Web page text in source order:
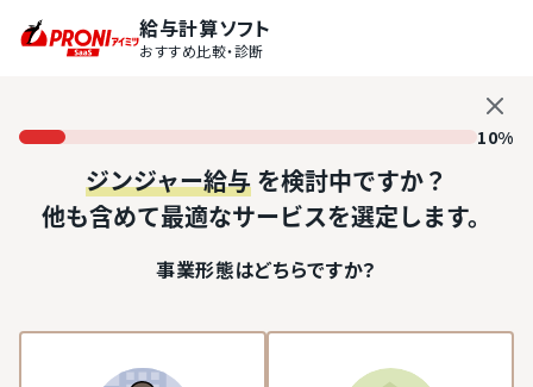
給与計算ソフト
おすすめ比較・診断
10%
ジンジャー給与 を検討中ですか？
他も含めて最適なサービスを選定します。
事業形態はどちらですか？